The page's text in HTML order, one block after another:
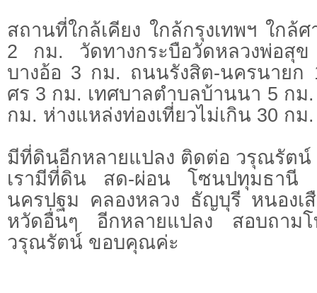
สถานที่ใกล้เคียง ใกล้กรุงเทพฯ ใกล้
2 กม. วัดทางกระบือวัดหลวงพ่อสุ
บางอ้อ 3 กม. ถนนรังสิต-นครนาย
ศร 3 กม. เทศบาลตำบลบ้านนา 5 กม.
กม. ห่างแหล่งท่องเที่ยวไม่เกิน 30 ก
มีที่ดินอีกหลายแปลง ติดต่อ วรุณรัตน์
เรามีที่ดิน สด-ผ่อน โซนปทุมธานี
นครปฐม คลองหลวง ธัญบุรี หนองเ
หวัดอื่นๆ อีกหลายแปลง สอบถามโ
วรุณรัตน์ ขอบคุณค่ะ